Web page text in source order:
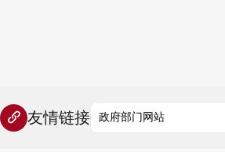
友情链接